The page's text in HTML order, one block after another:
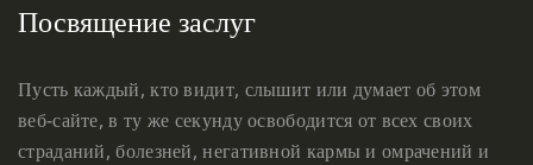
Посвящение заслуг
Пусть каждый, кто видит, слышит или думает об этом
веб-сайте, в ту же секунду освободится от всех своих
страданий, болезней, негативной кармы и омрачений и